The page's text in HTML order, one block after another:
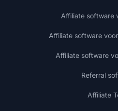
Affiliate software
Affiliate software
Affiliate software
Referral
Affiliate